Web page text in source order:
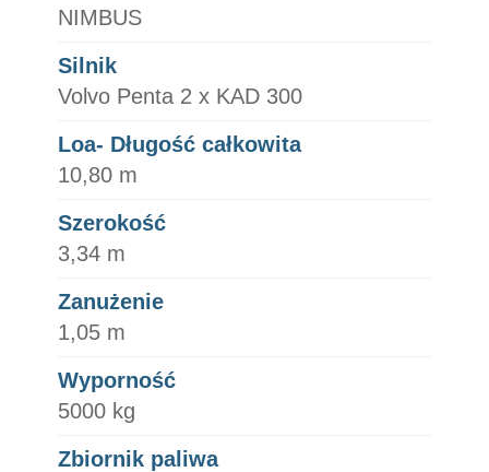
NIMBUS
Silnik
Volvo Penta 2 x KAD 300
Loa- Długość całkowita
10,80 m
Szerokość
3,34 m
Zanużenie
1,05 m
Wyporność
5000 kg
Zbiornik paliwa